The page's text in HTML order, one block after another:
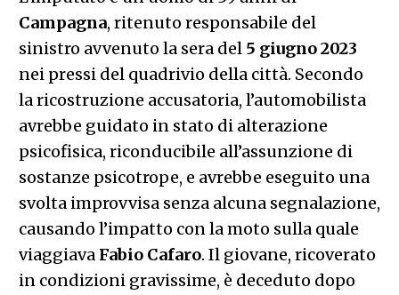
Campagna, ritenuto responsabile del
sinistro avvenuto la sera del5 giugno 2023
nei pressi del quadrivio della città. Secondo
la ricostruzione accusatoria, l’automobilista
avrebbe guidato in stato di alterazione
psicofisica, riconducibile all’assunzione di
sostanze psicotrope, e avrebbe eseguito una
svolta improvvisa senza alcuna segnalazione,
causando l’impatto con la moto sulla quale
viaggiava Fabio Cafaro. Il giovane, ricoverato
in condizioni gravissime, è deceduto dopo